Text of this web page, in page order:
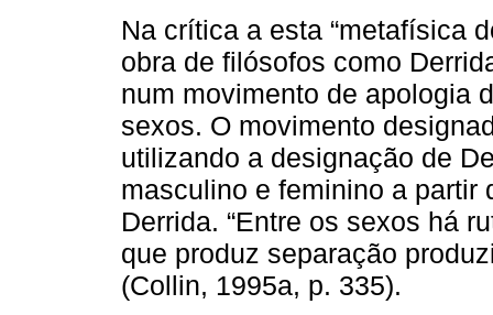
Na crítica a esta “metafísica
obra de filósofos como
num movimento de apologia
sexos. O movimento
utilizando a designação de
masculino e feminino a partir
Derrida. “Entre os sexos há
que produz separação
(Collin, 1995a, p. 335).